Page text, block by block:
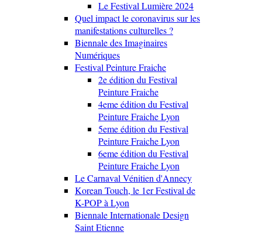
Le Festival Lumière 2024
Quel impact le coronavirus sur les
manifestations culturelles ?
Biennale des Imaginaires
Numériques
Festival Peinture Fraiche
2e édition du Festival
Peinture Fraiche
4eme édition du Festival
Peinture Fraiche Lyon
5eme édition du Festival
Peinture Fraiche Lyon
6eme édition du Festival
Peinture Fraiche Lyon
Le Carnaval Vénitien d'Annecy
Korean Touch, le 1er Festival de
K-POP à Lyon
Biennale Internationale Design
Saint Etienne